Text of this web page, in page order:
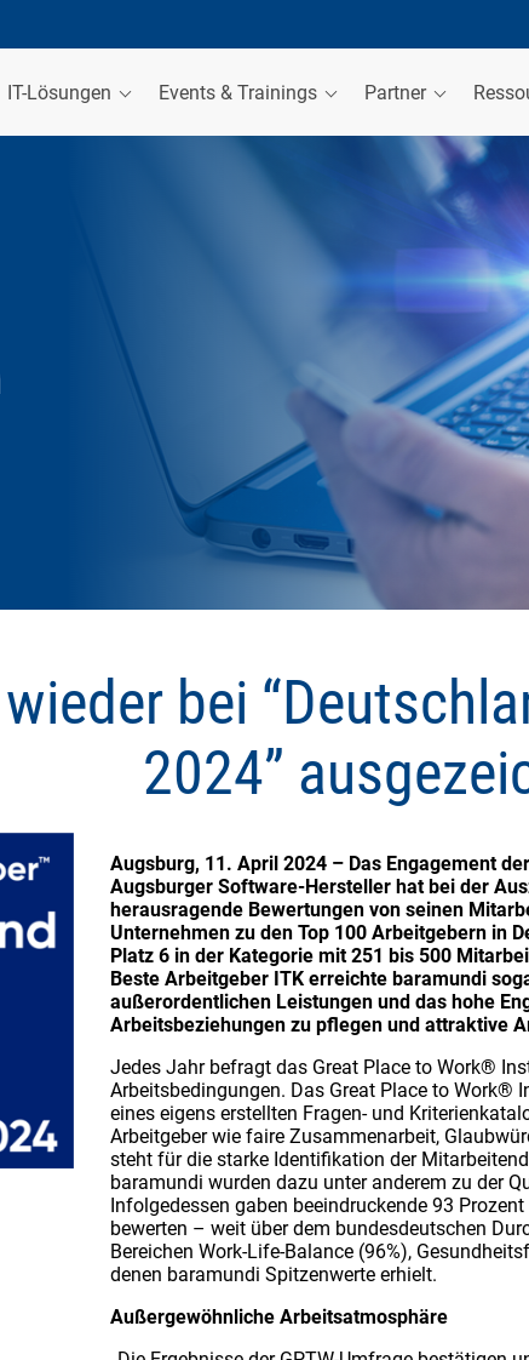
IT-Lösungen Events & Trainings Partner
bei
2024”
Augsburg, 11. April 2024 – Das Engagement
Augsburger Software-Hersteller hat bei der
herausragende Bewertungen von seinen
Unternehmen zu den Top 100 Arbeitgebern in
Platz 6 in der Kategorie mit 251 bis 500
Beste Arbeitgeber ITK erreichte baramundi
außerordentlichen Leistungen und das hohe
Arbeitsbeziehungen zu pflegen und attraktive
Jedes Jahr befragt das Great Place to Work®
Arbeitsbedingungen. Das Great Place to Work®
eines eigens erstellten Fragen- und
Arbeitgeber wie faire Zusammenarbeit,
steht für die starke Identifikation der
baramundi wurden dazu unter anderem zu der
Infolgedessen gaben beeindruckende 93
bewerten – weit über dem bundesdeutschen
Bereichen Work-Life-Balance (96%),
denen baramundi Spitzenwerte erhielt.
Außergewöhnliche Arbeitsatmosphäre